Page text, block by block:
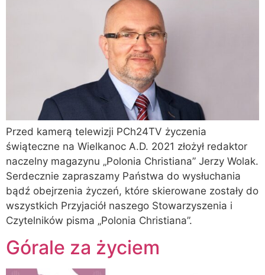
Przed kamerą telewizji PCh24TV życzenia
świąteczne na Wielkanoc A.D. 2021 złożył redaktor
naczelny magazynu „Polonia Christiana” Jerzy Wolak.
Serdecznie zapraszamy Państwa do wysłuchania
bądź obejrzenia życzeń, które skierowane zostały do
wszystkich Przyjaciół naszego Stowarzyszenia i
Czytelników pisma „Polonia Christiana”.
Górale za życiem